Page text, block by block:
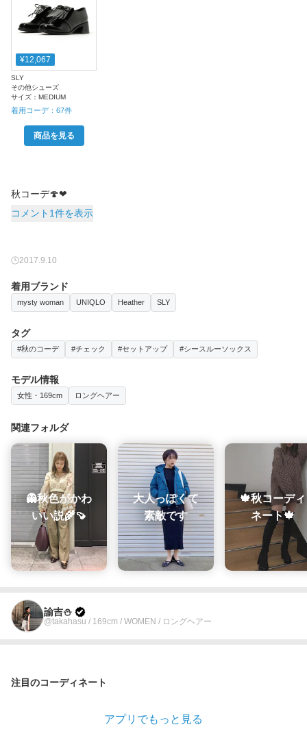
¥12,067
SLY
その他シューズ
サイズ： MEDIUM
着用コーデ： 67件
商品を見る
秋コーデ🍄❤︎
コメント1件を表示
2017.9.10
着用ブランド
mysty woman UNIQLO Heather SLY
タグ
#秋のコーデ #チェック #セットアップ #シースルーソックス
モデル情報
女性・169cm ロングヘアー
関連フォルダ
👻秋色がかわ
いい説🌾🍠
大人っぽくて
素敵です
🍁秋コーディ
ネート🍁
諭吉⛄️
@takahasu / 169cm / WOMEN / ロングヘアー
注目のコーディネート
アプリでもっと見る